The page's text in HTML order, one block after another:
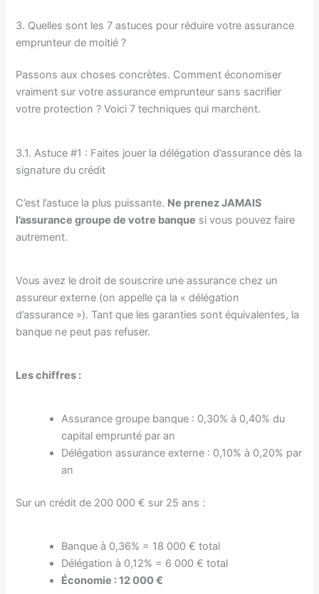
3. Quelles sont les 7 astuces pour réduire votre assurance
emprunteur de moitié ?
Passons aux choses concrètes. Comment économiser
vraiment sur votre assurance emprunteur sans sacrifier
votre protection ? Voici 7 techniques qui marchent.
3.1. Astuce #1 : Faites jouer la délégation d’assurance dès la
signature du crédit
C’est l’astuce la plus puissante. Ne prenez JAMAIS
l’assurance groupe de votre banque si vous pouvez faire
autrement.
Vous avez le droit de souscrire une assurance chez un
assureur externe (on appelle ça la « délégation
d’assurance »). Tant que les garanties sont équivalentes, la
banque ne peut pas refuser.
Les chiffres :
Assurance groupe banque : 0,30% à 0,40% du
capital emprunté par an
Délégation assurance externe : 0,10% à 0,20% par
an
Sur un crédit de 200 000 € sur 25 ans :
Banque à 0,36% = 18 000 € total
Délégation à 0,12% = 6 000 € total
Économie : 12 000 €